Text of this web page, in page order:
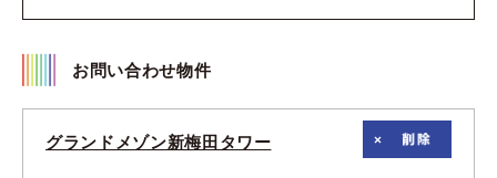
お問い合わせ物件
グランドメゾン新梅田タワー